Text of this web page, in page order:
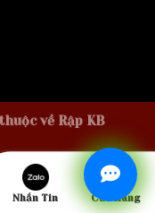
về Rập KB
Nhắn Tin Cửa Hàng